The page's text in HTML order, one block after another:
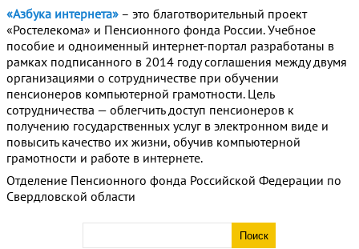
«Азбука интернета» – это благотворительный проект
«Ростелекома» и Пенсионного фонда России. Учебное
пособие и одноименный интернет-портал разработаны в
рамках подписанного в 2014 году соглашения между двумя
организациями о сотрудничестве при обучении
пенсионеров компьютерной грамотности. Цель
сотрудничества — облегчить доступ пенсионеров к
получению государственных услуг в электронном виде и
повысить качество их жизни, обучив компьютерной
грамотности и работе в интернете.
Отделение Пенсионного фонда Российской Федерации по
Свердловской области